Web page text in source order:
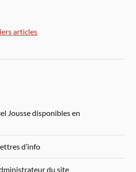
articles
Jousse disponibles en
d’info
du site